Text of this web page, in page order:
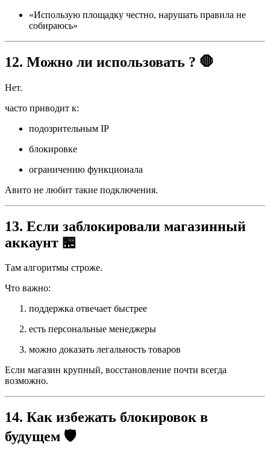
«Использую площадку честно, нарушать правила не
собираюсь»
12. Можно ли использовать ? 🛑
Нет.
часто приводит к:
подозрительным IP
блокировке
ограничению функционала
Авито не любит такие подключения.
13. Если заблокировали магазинный
аккаунт 🏪
Там алгоритмы строже.
Что важно:
поддержка отвечает быстрее
есть персональные менеджеры
можно доказать легальность товаров
Если магазин крупный, восстановление почти всегда
возможно.
14. Как избежать блокировок в
будущем 🛡